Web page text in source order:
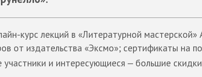
курс лекций в «Литературной мастерской»
от издательства «Эксмо»; сертификаты на
и интересующиеся — большие скидки